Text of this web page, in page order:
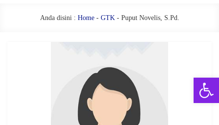
Anda disini : Home- GTK- Puput Novelis, S.Pd.